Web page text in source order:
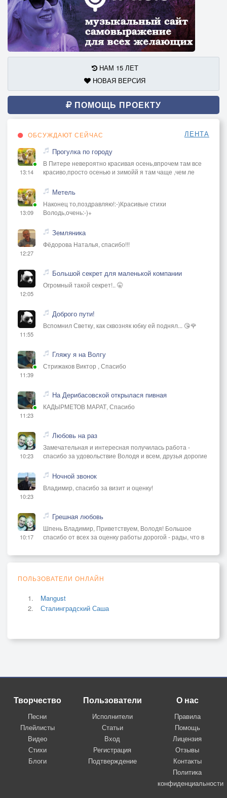
НАМ 15 ЛЕТ
НОВАЯ ВЕРСИЯ
ПОМОЩЬ ПРОЕКТУ
ОБСУЖДАЮТ СЕЙЧАС ЛЕНТА
13:14
Прогулка по городу
В Питере невероятно красивая осень,впрочем там все
красиво,просто осенью и зимойй я там чаще ,чем ле
13:09
Метель
Наконец то,поздравляю!:-)Красивые стихи
Володь,очень:-)+
12:27
Земляника
Фёдорова Наталья, спасибо!!!
12:05
Большой секрет для маленькой компании
Огромный такой секрет!.. 🤫
11:55
Доброго пути!
Вспомнил Светку, как сквозняк юбку ей поднял... 😘🌹
11:39
Гляжу я на Волгу
Стрижаков Виктор , Спасибо
11:23
На Дерибасовской открылася пивная
КАДЫРМЕТОВ МАРАТ, Спасибо
10:23
Любовь на раз
Замечательная и интересная получилась работа -
спасибо за удовольствие Володя и всем, друзья дорогие
10:23
Ночной звонок
Владимир, спасибо за визит и оценку!
10:17
Грешная любовь
Шпень Владимир, Приветствуем, Володя! Большое
спасибо от всех за оценку работы дорогой - рады, что в
ПОЛЬЗОВАТЕЛИ ОНЛАЙН
Mangust
Сталинградский Саша
Творчество
Песни
Плейлисты
Видео
Стихи
Блоги
Пользователи
Исполнители
Статьи
Вход
Регистрация
Подтверждение
О нас
Правила
Помощь
Лицензия
Отзывы
Контакты
Политика
конфиденциальности